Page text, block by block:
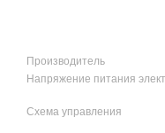
Производитель
Напряжение питания
Схема управления